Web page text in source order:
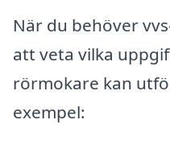
När du behöver
att veta vilka
rörmokare kan
exempel: